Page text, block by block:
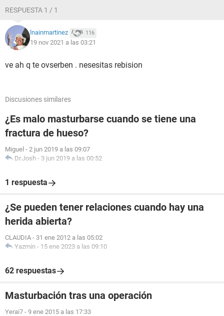
RESPUESTA 1 / 1
lnainmartinez 116
19 nov 2021 a las 03:21
ve ah q te ovserben . nesesitas rebision
Discusiones similares
¿Es malo masturbarse cuando se tiene una
fractura de hueso?
Miguel - 2 jun 2019 a las 09:07
Dr.Josh - 3 jun 2019 a las 00:52
1 respuesta
¿Se pueden tener relaciones cuando hay una
herida abierta?
CLAUDIA - 31 ene 2012 a las 05:02
Yazmin - 15 ene 2023 a las 09:10
62 respuestas
Masturbación tras una operación
Yerai7 - 9 ene 2015 a las 17:33